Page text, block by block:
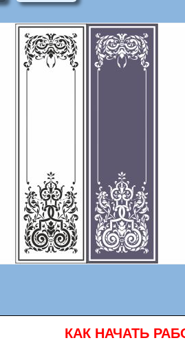
КАК НАЧАТЬ